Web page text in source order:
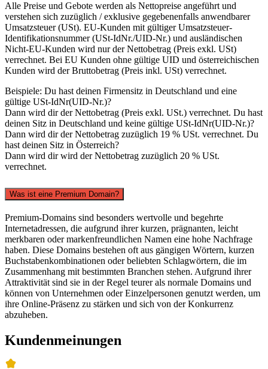
Alle Preise und Gebote werden als Nettopreise angeführt und
verstehen sich zuzüglich / exklusive gegebenenfalls anwendbarer
Umsatzsteuer (USt). EU-Kunden mit gültiger Umsatzsteuer-
Identifikationsnummer (USt-IdNr./UID-Nr.) und ausländischen
Nicht-EU-Kunden wird nur der Nettobetrag (Preis exkl. USt)
verrechnet. Bei EU Kunden ohne gültige UID und österreichischen
Kunden wird der Bruttobetrag (Preis inkl. USt) verrechnet.
Beispiele: Du hast deinen Firmensitz in Deutschland und eine
gültige USt-IdNr(UID-Nr.)?
Dann wird dir der Nettobetrag (Preis exkl. USt.) verrechnet. Du hast
deinen Sitz in Deutschland und keine gültige USt-IdNr(UID-Nr.)?
Dann wird dir der Nettobetrag zuzüglich 19 % USt. verrechnet. Du
hast deinen Sitz in Österreich?
Dann wird dir wird der Nettobetrag zuzüglich 20 % USt.
verrechnet.
Was ist eine Premium Domain?
Premium-Domains sind besonders wertvolle und begehrte
Internetadressen, die aufgrund ihrer kurzen, prägnanten, leicht
merkbaren oder markenfreundlichen Namen eine hohe Nachfrage
haben. Diese Domains bestehen oft aus gängigen Wörtern, kurzen
Buchstabenkombinationen oder beliebten Schlagwörtern, die im
Zusammenhang mit bestimmten Branchen stehen. Aufgrund ihrer
Attraktivität sind sie in der Regel teurer als normale Domains und
können von Unternehmen oder Einzelpersonen genutzt werden, um
ihre Online-Präsenz zu stärken und sich von der Konkurrenz
abzuheben.
Kundenmeinungen